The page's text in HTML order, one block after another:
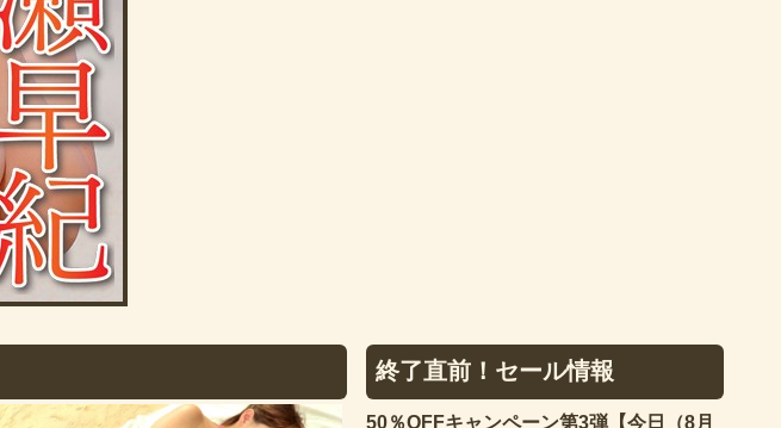
終了直前！セール情報
50％OFFキャンペーン第3弾【今日（8月